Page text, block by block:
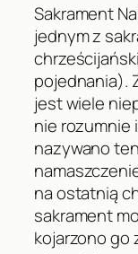
Sakrament
jednym z
pojednania).
jest wiele
nie rozumnie
nazywano
na ostatnią
sakrament
kojarzono go